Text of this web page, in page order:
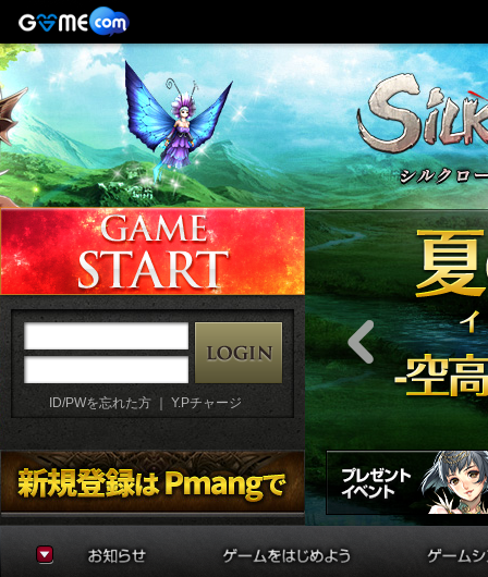
ID/PWを忘れた方 ｜Y.Pチャージ